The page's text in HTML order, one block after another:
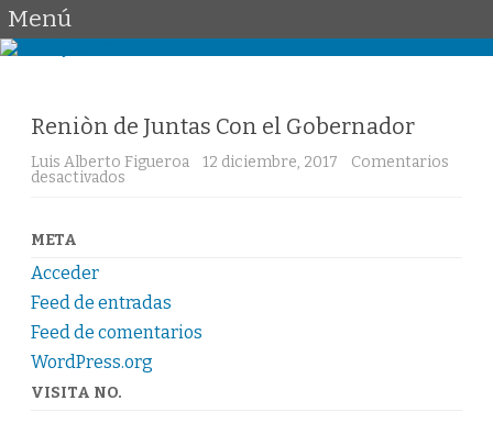
Menú
Reniòn de Juntas Con el Gobernador
Luis Alberto Figueroa 12 diciembre, 2017
Comentarios
desactivados en
META
Acceder
Feed de entradas
Feed de comentarios
WordPress.org
VISITA NO.